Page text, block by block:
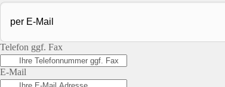
Telefon ggf. Fax
E-Mail